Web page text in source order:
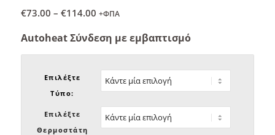
€73.00 – €114.00Price
€73.00
through
€114.00
+ΦΠΑ
Autoheat Σύνδεση με εμβαπτισμό
Επιλέξτε
Τύπο:
Επιλέξτε
Θερμοστάτη